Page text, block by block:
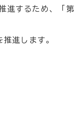
進するため、「
進します。